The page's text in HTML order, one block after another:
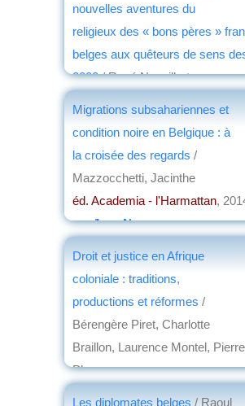
nouvelles aventures du
religieux des « bons pères »
belges aux quêteurs de sens
2000/ René Nouailhat
Migrations subsahariennes et
condition noire en Belgique : à
la croisée des regards /
Mazzocchetti, Jacinthe
éd. Academia - l'Harmattan,
parJean Nemo
Droit et justice en Afrique
coloniale : traditions,
productions et réformes /
Bérengère Piret, Charlotte
Braillon, Laurence Montel,
Plasman
Les diplomates belges / Raoul